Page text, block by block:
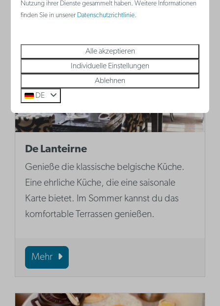
Mehr
De Lanteirne
Genieße die klassische belgische Küche.
Eine ehrliche Küche, die eine saisonale
Karte bietet. Im Sommer kannst du das
komfortable Terrassen genießen.
Mehr
Nutzung ihrer Dienste gesammelt haben. Weitere Informationen
finden Sie in unserer Datenschutzrichtlinie.
Alle akzeptieren
Individuelle Einstellungen
Ablehnen
DE